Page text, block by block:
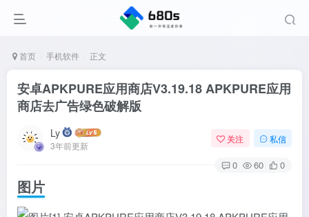
首页 手机软件 正文
安卓APKPURE应用商店V3.19.18 APKPURE应用
商店去广告绿色破解版
Ly
3年前更新
关注 私信
0 60 0
图片